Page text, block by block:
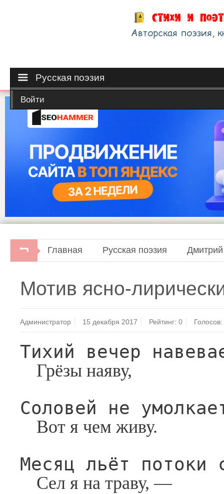
Русская поэзия
Войти
Главная Русская поэзия
Мотив ясно-
Администратор 15 декабря 2017 Рейтинг:0 Голосов:
Тихий вечер
Грёзы наяву,
Соловей не
Вот я чем живу.
Месяц льёт потоки
Сел я на траву, —